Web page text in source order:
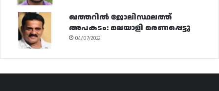
ഖത്തറിൽ ജോലിസ്ഥലത്ത്
അപകടം: മലയാളി മരണപ്പെട്ടു
04/07/2022